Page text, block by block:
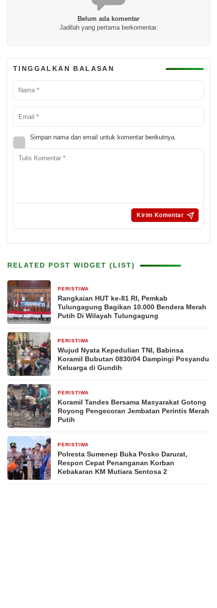
Belum ada komentar
Jadilah yang pertama berkomentar.
TINGGALKAN BALASAN
Simpan nama dan email untuk komentar berikutnya.
RELATED POST WIDGET (LIST)
PERISTIWA
Rangkaian HUT ke-81 RI, Pemkab
Tulungagung Bagikan 10.000 Bendera Merah
Putih Di Wilayah Tulungagung
PERISTIWA
Wujud Nyata Kepedulian TNI, Babinsa
Koramil Bubutan 0830/04 Dampingi Posyandu
Keluarga di Gundih
PERISTIWA
Koramil Tandes Bersama Masyarakat Gotong
Royong Pengecoran Jembatan Perintis Merah
Putih
PERISTIWA
Polresta Sumenep Buka Posko Darurat,
Respon Cepat Penanganan Korban
Kebakaran KM Mutiara Sentosa 2